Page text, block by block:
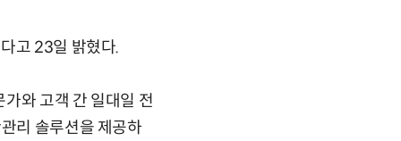
고 23일 밝혔다.
와 고객 간 일대일 전
리 솔루션을 제공하